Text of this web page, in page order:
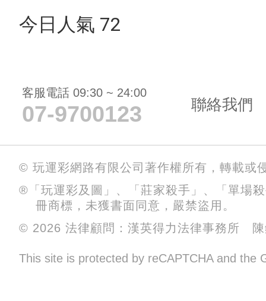
今日人氣 72
客服電話 09:30 ~ 24:00
07-9700123 聯絡我們
© 玩運彩網路有限公司著作權所有，轉載或
®「玩運彩及圖」、「莊家殺手」、「單場
冊商標，未獲書面同意，嚴禁盜用。
© 2026 法律顧問：漢英得力法律事務所 陳
This site is protected by reCAPTCHA and the